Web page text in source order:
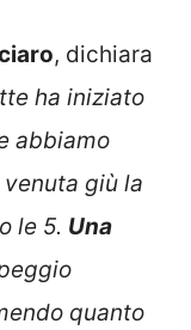
, dichiara
ha iniziato
abbiamo
venuta giù la
le 5. Una
quanto